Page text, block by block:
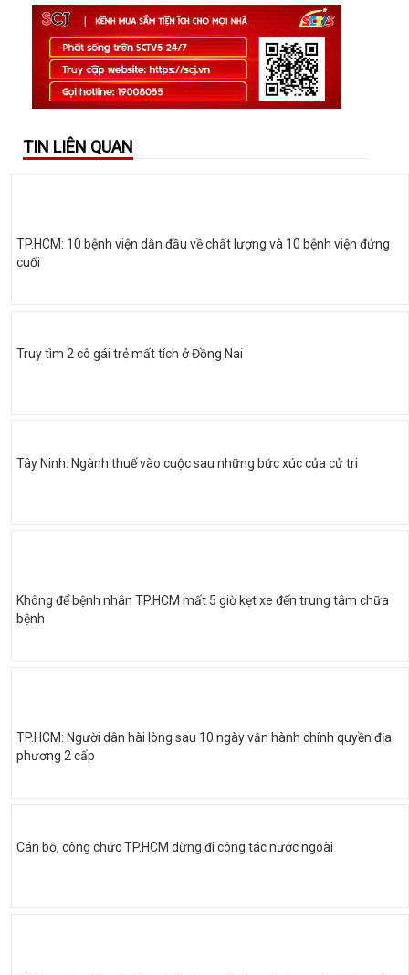
TIN LIÊN QUAN
TP.HCM: 10 bệnh viện dẫn đầu về chất lượng và 10 bệnh viện đứng
cuối
Truy tìm 2 cô gái trẻ mất tích ở Đồng Nai
Tây Ninh: Ngành thuế vào cuộc sau những bức xúc của cử tri
Không để bệnh nhân TP.HCM mất 5 giờ kẹt xe đến trung tâm chữa
bệnh
TP.HCM: Người dân hài lòng sau 10 ngày vận hành chính quyền địa
phương 2 cấp
Cán bộ, công chức TP.HCM dừng đi công tác nước ngoài